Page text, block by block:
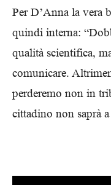
Per D’Anna la vera
quindi interna:
qualità scientifica,
comunicare.
perderemo non in
cittadino non saprà